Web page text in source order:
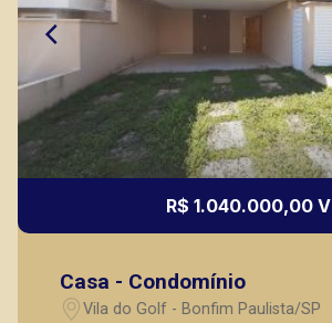
R$ 1.040.000,00 V
Casa - Condomínio
Vila do Golf - Bonfim Paulista/SP